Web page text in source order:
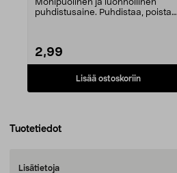
Monipuolinen ja luonnollinen
puhdistusaine. Puhdistaa, poistaa
2,99
Lisää ostoskoriin
Tuotetiedot
Lisätietoja